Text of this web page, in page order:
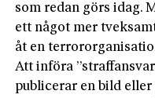
som redan görs idag.
ett något mer
åt en
Att införa
publicerar en bild